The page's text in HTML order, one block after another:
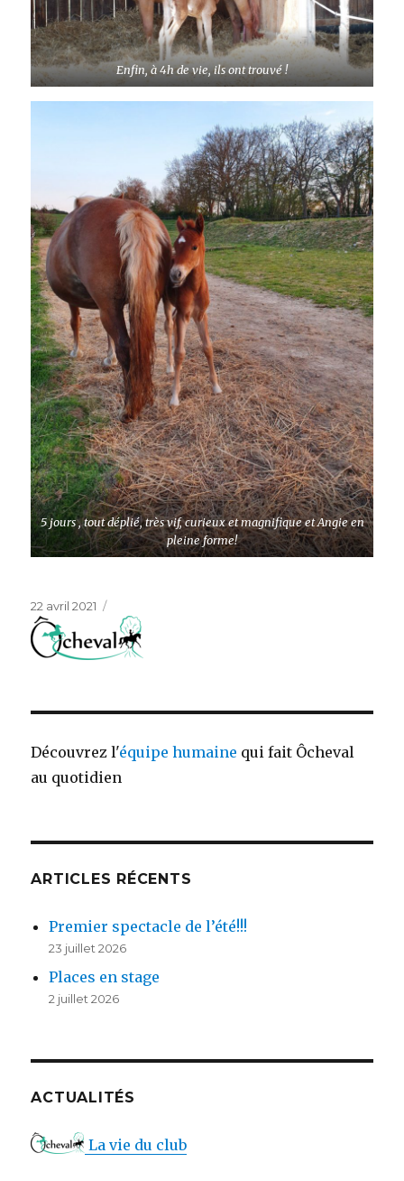
Enfin, à 4h de vie, ils ont trouvé !
5 jours , tout déplié, très vif, curieux et magnifique et Angie en
pleine forme!
Publié
le
22 avril 2021
Découvrez l'équipe humaine qui fait Ôcheval
au quotidien
ARTICLES RÉCENTS
Premier spectacle de l’été!!!
23 juillet 2026
Places en stage
2 juillet 2026
ACTUALITÉS
La vie du club